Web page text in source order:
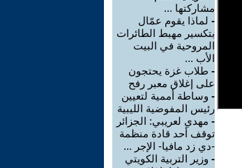
مشاركتها ...
- لماذا يقوم عمّال
بتكسير مهبط الطائرات
المروحية في البيت
الأب ...
- طلاب غزة يحتجون
على إغلاق معبر رفح
- وساطة أممية لتعيين
رئيس المفوضية الليبية
- مهدي لعريبي: الجزائر
توقف أحد قادة منظمة
-دي زد مافيا- الإجر ...
- وزير التربية الكويتي